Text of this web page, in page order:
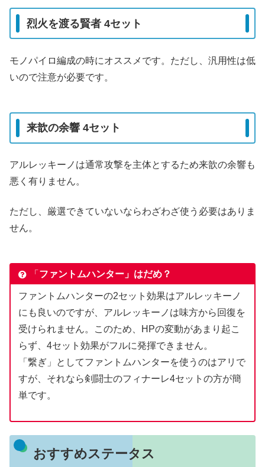
烈火を渡る賢者 4セット
モノパイロ編成の時にオススメです。ただし、汎用性は低
いので注意が必要です。
来歆の余響 4セット
アルレッキーノは通常攻撃を主体とするため来歆の余響も
悪く有りません。
ただし、厳選できていないならわざわざ使う必要はありま
せん。
「 ファントムハンター」はだめ？
ファントムハンターの2セット効果はアルレッキーノ
にも良いのですが、アルレッキーノは味方から回復を
受けられません。このため、HPの変動があまり起こ
らず、4セット効果がフルに発揮できません。
「繋ぎ」としてファントムハンターを使うのはアリで
すが、それなら剣闘士のフィナーレ4セットの方が簡
単です。
おすすめステータス